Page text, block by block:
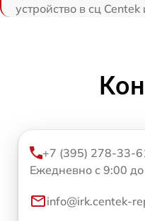
устройство в сц Centek
+7 (395) 278-33-
Ежедневно с 9:00
info@irk.centek-